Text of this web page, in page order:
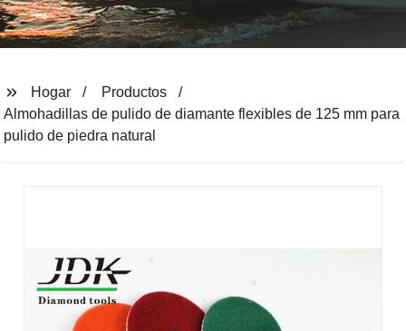
Hogar
Productos
Almohadillas de pulido de diamante flexibles de 125 mm para
pulido de piedra natural